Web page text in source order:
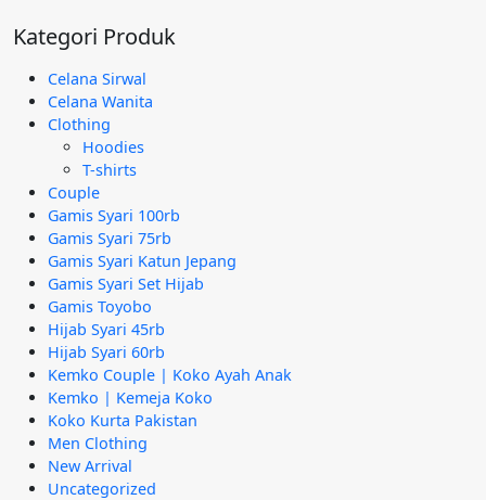
Rp189.000.
Kategori Produk
Celana Sirwal
Celana Wanita
Clothing
Hoodies
T-shirts
Couple
Gamis Syari 100rb
Gamis Syari 75rb
Gamis Syari Katun Jepang
Gamis Syari Set Hijab
Gamis Toyobo
Hijab Syari 45rb
Hijab Syari 60rb
Kemko Couple | Koko Ayah Anak
Kemko | Kemeja Koko
Koko Kurta Pakistan
Men Clothing
New Arrival
Uncategorized